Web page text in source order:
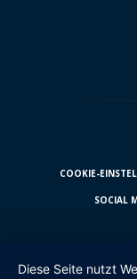
COOKIE-
SOCIAL
Diese Seite nutzt